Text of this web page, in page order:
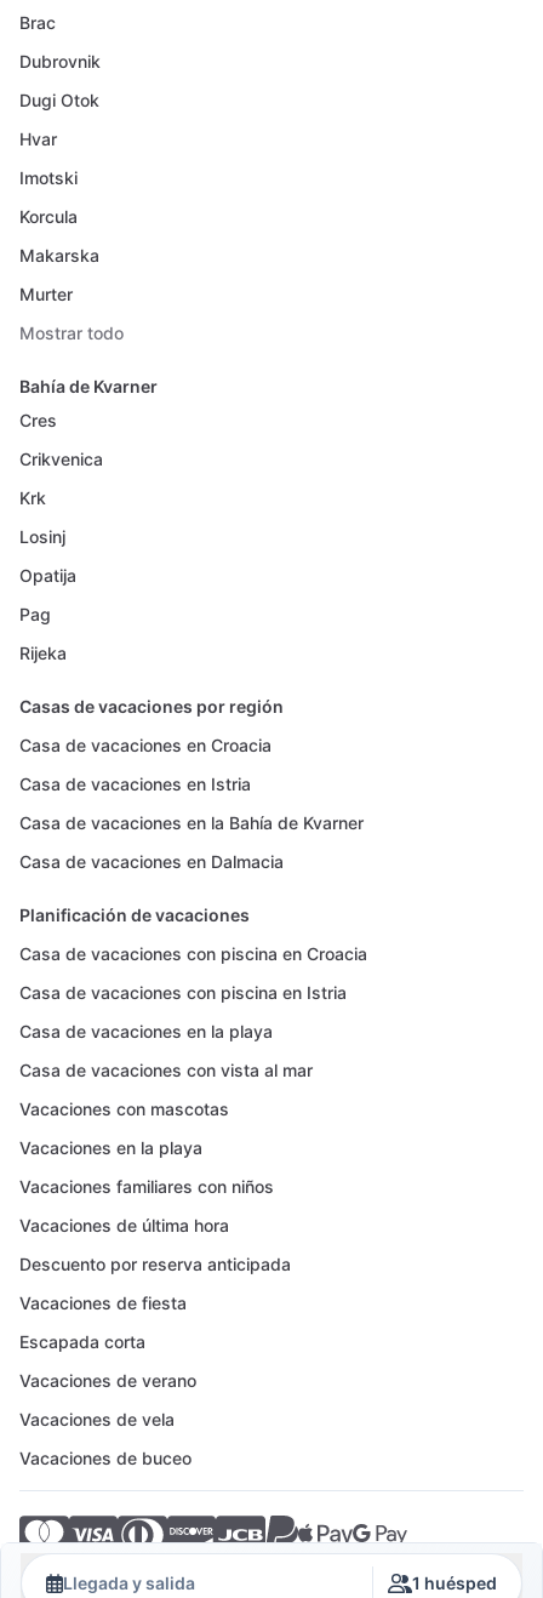
Llegada y salida 1 huésped
Brac
Dubrovnik
Dugi Otok
Hvar
Imotski
Korcula
Makarska
Murter
Mostrar todo
Bahía de Kvarner
Cres
Crikvenica
Krk
Losinj
Opatija
Pag
Rijeka
Casas de vacaciones por región
Casa de vacaciones en Croacia
Casa de vacaciones en Istria
Casa de vacaciones en la Bahía de Kvarner
Casa de vacaciones en Dalmacia
Planificación de vacaciones
Casa de vacaciones con piscina en Croacia
Casa de vacaciones con piscina en Istria
Casa de vacaciones en la playa
Casa de vacaciones con vista al mar
Vacaciones con mascotas
Vacaciones en la playa
Vacaciones familiares con niños
Vacaciones de última hora
Descuento por reserva anticipada
Vacaciones de fiesta
Escapada corta
Vacaciones de verano
Vacaciones de vela
Vacaciones de buceo
© 2026 Crovillas GmbH